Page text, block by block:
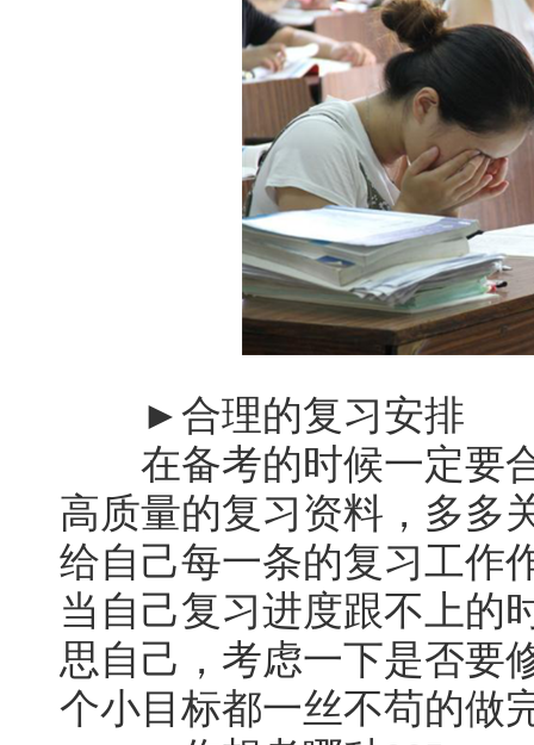
►合理的复习安排
在备考的时候一定要合
高质量的复习资料，多多
给自己每一条的复习工作
当自己复习进度跟不上的
思自己，考虑一下是否要
个小目标都一丝不苟的做